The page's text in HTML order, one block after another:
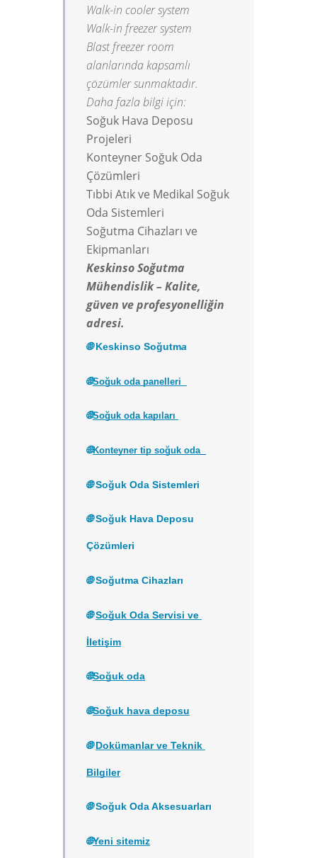
Walk-in cooler system
Walk-in freezer system
Blast freezer room
alanlarında kapsamlı
çözümler sunmaktadır.
Daha fazla bilgi için:
Soğuk Hava Deposu
Projeleri
Konteyner Soğuk Oda
Çözümleri
Tıbbi Atık ve Medikal Soğuk
Oda Sistemleri
Soğutma Cihazları ve
Ekipmanları
Keskinso Soğutma
Mühendislik – Kalite,
güven ve profesyonelliğin
adresi.
🌐 Keskinso Soğutma
🌐Soğuk oda panelleri
🌐Soğuk oda kapıları
🌐Konteyner tip soğuk oda
🌐 Soğuk Oda Sistemleri
🌐 Soğuk Hava Deposu
Çözümleri
🌐 Soğutma Cihazları
🌐 Soğuk Oda Servisi ve
İletişim
🌐Soğuk oda
🌐Soğuk hava deposu
🌐 Dokümanlar ve Teknik
Bilgiler
🌐 Soğuk Oda Aksesuarları
🌐Yeni sitemiz